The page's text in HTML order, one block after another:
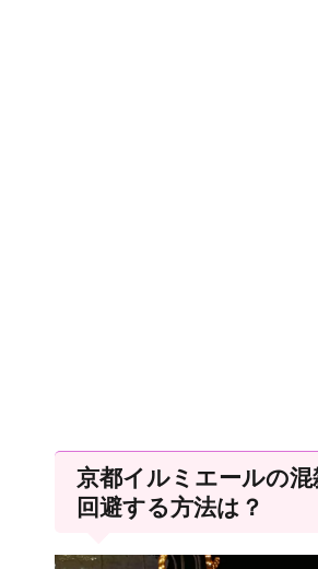
京都イルミエールの混
回避する方法は？